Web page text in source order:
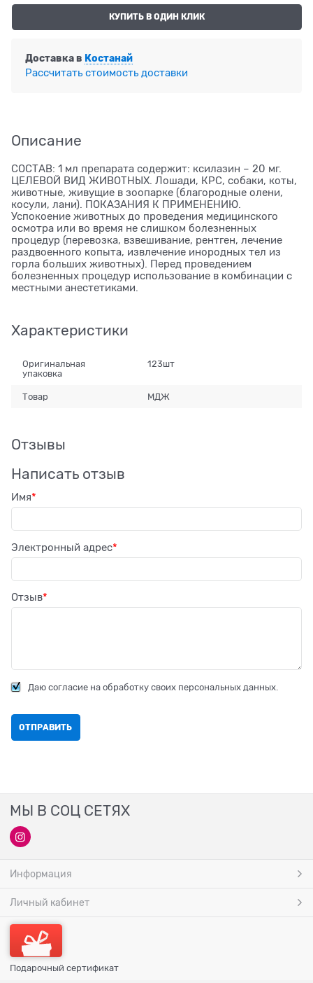
КУПИТЬ В ОДИН КЛИК
Доставка в Костанай
Рассчитать стоимость доставки
Описание
СОСТАВ: 1 мл препарата содержит: ксилазин – 20 мг.
ЦЕЛЕВОЙ ВИД ЖИВОТНЫХ. Лошади, КРС, собаки, коты,
животные, живущие в зоопарке (благородные олени,
косули, лани). ПОКАЗАНИЯ К ПРИМЕНЕНИЮ.
Успокоение животных до проведения медицинского
осмотра или во время не слишком болезненных
процедур (перевозка, взвешивание, рентген, лечение
раздвоенного копыта, извлечение инородных тел из
горла больших животных). Перед проведением
болезненных процедур использование в комбинации с
местными анестетиками.
Характеристики
Оригинальная
упаковка
123шт
Товар МДЖ
Отзывы
Написать отзыв
Имя
Электронный адрес
Отзыв
Даю согласие на обработку своих персональных данных.
МЫ В СОЦ СЕТЯХ
Информация
Личный кабинет
Подарочный сертификат